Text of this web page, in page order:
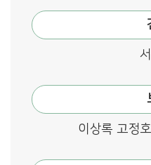
이상록 고정